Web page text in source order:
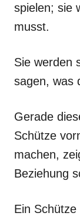
spielen; sie
musst.
Sie werden
sagen, was
Gerade
Schütze
machen,
Beziehung
Ein Schütze